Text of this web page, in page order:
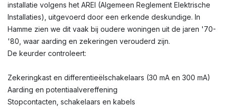
installatie volgens het AREI (Algemeen Reglement Elektrische
Installaties), uitgevoerd door een erkende deskundige. In
Hamme zien we dit vaak bij oudere woningen uit de jaren '70-
'80, waar aarding en zekeringen verouderd zijn.
De keurder controleert:
Zekeringkast en differentieëlschakelaars (30 mA en 300 mA)
Aarding en potentiaalvereffening
Stopcontacten, schakelaars en kabels